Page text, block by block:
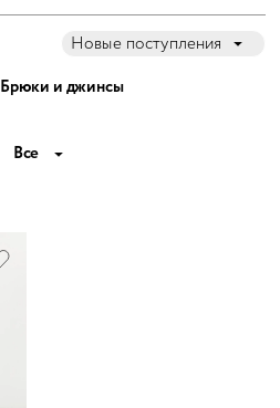
Новые поступления
Брюки и джинсы
Все